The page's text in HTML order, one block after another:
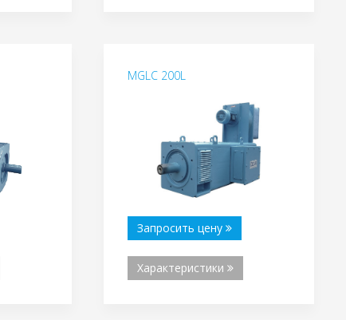
MGLC 200L
Запросить цену
Характеристики